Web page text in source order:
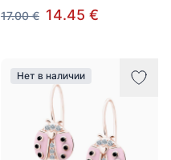
17.00 € 14.45 €
Нет в наличии